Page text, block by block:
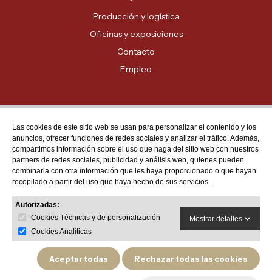
Producción y logística
Oficinas y exposiciones
Contacto
Empleo
Atención al cliente
MADRID - 91 678 70 70
BARCELONA - 93 635 28 28
VALENCIA - 96 159 71 61
Las cookies de este sitio web se usan para personalizar el contenido y los
anuncios, ofrecer funciones de redes sociales y analizar el tráfico. Además,
compartimos información sobre el uso que haga del sitio web con nuestros
partners de redes sociales, publicidad y análisis web, quienes pueden
combinarla con otra información que les haya proporcionado o que hayan
recopilado a partir del uso que haya hecho de sus servicios.
Autorizadas:
Cookies Técnicas y de personalización
Cookies Analíticas
Mostrar detalles
Aceptar todas Rechazar todas las cookies